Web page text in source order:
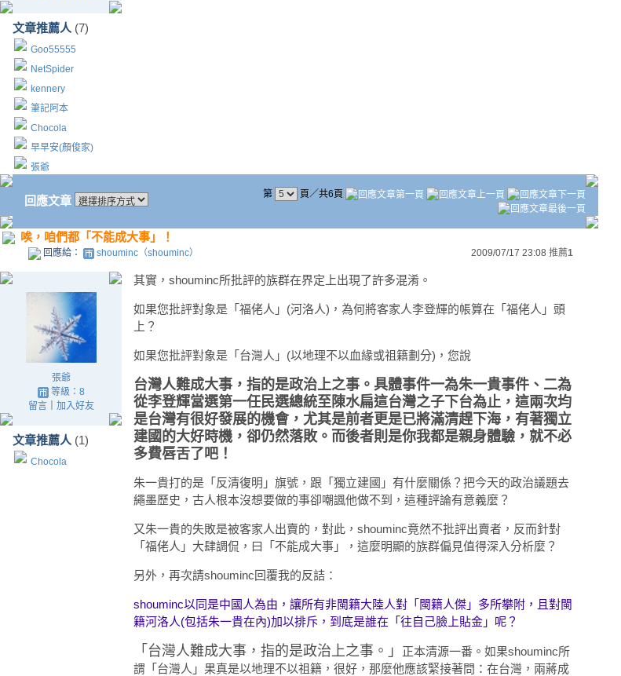
文章推薦人 (7)
Goo55555
NetSpider
kennery
筆記阿本
Chocola
早早安(顏俊家)
張爺
回應文章 第 頁／共6頁
唉，咱們都「不能成大事」！
回應給： shouminc（shouminc） 2009/07/17 23:08 推薦1
張爺
等級：8
留言｜ 加入好友
文章推薦人 (1)
Chocola
其實，shouminc所批評的族群在界定上出現了許多混淆。
如果您批評對象是「福佬人」(河洛人)，為何將客家人李登輝的帳算在「福佬人」頭
上？
如果您批評對象是「台灣人」(以地理不以血緣或祖籍劃分)，您說
台灣人難成大事，指的是政治上之事。具體事件一為朱一貴事件、二為
從李登輝當選第一任民選總統至陳水扁這台灣之子下台為止，這兩次均
是台灣有很好發展的機會，尤其是前者更是已將滿清趕下海，有著獨立
建國的大好時機，卻仍然落敗。而後者則是你我都是親身體驗，就不必
多費唇舌了吧！
朱一貴打的是「反清復明」旗號，跟「獨立建國」有什麼關係？把今天的政治議題去
繩墨歷史，古人根本沒想要做的事卻嘲諷他做不到，這種評論有意義麼？
又朱一貴的失敗是被客家人出賣的，對此，shouminc竟然不批評出賣者，反而針對
「福佬人」大肆調侃，曰「不能成大事」，這麼明顯的族群偏見值得深入分析麼？
另外，再次請shouminc回覆我的反詰：
shouminc以同是中國人為由，讓所有非閩籍大陸人對「閩籍人傑」多所攀附，且對閩
籍河洛人(包括朱一貴在內)加以排斥，到底是誰在「往自己臉上貼金」呢？
「台灣人難成大事，指的是政治上之事。」
正本清源一番。如果shouminc所
謂「台灣人」果真是以地理不以祖籍，很好，那麼他應該緊接著問：在台灣，兩蔣成